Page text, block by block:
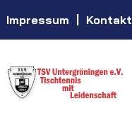
Impressum Kontakt